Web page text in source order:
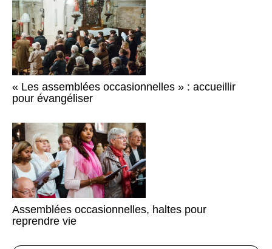
« Les assemblées occasionnelles » : accueillir
pour évangéliser
Assemblées occasionnelles, haltes pour
reprendre vie